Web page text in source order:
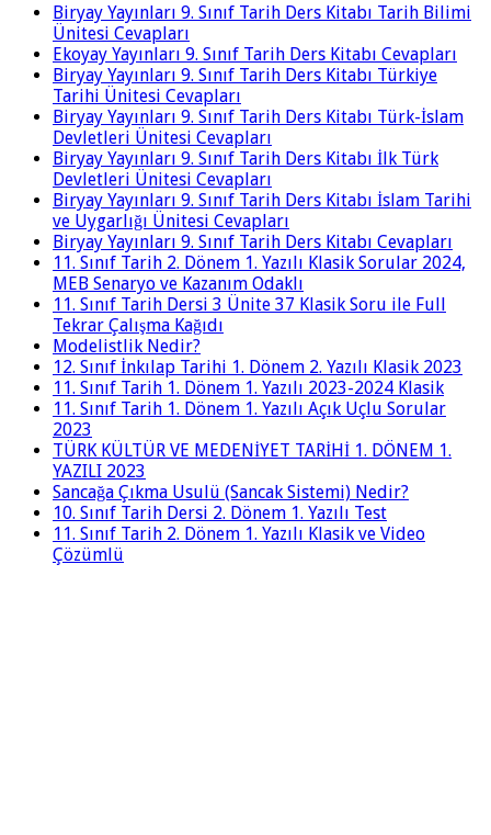
Biryay Yayınları 9. Sınıf Tarih Ders Kitabı Tarih Bilimi
Ünitesi Cevapları
Ekoyay Yayınları 9. Sınıf Tarih Ders Kitabı Cevapları
Biryay Yayınları 9. Sınıf Tarih Ders Kitabı Türkiye
Tarihi Ünitesi Cevapları
Biryay Yayınları 9. Sınıf Tarih Ders Kitabı Türk-İslam
Devletleri Ünitesi Cevapları
Biryay Yayınları 9. Sınıf Tarih Ders Kitabı İlk Türk
Devletleri Ünitesi Cevapları
Biryay Yayınları 9. Sınıf Tarih Ders Kitabı İslam Tarihi
ve Uygarlığı Ünitesi Cevapları
Biryay Yayınları 9. Sınıf Tarih Ders Kitabı Cevapları
11. Sınıf Tarih 2. Dönem 1. Yazılı Klasik Sorular 2024,
MEB Senaryo ve Kazanım Odaklı
11. Sınıf Tarih Dersi 3 Ünite 37 Klasik Soru ile Full
Tekrar Çalışma Kağıdı
Modelistlik Nedir?
12. Sınıf İnkılap Tarihi 1. Dönem 2. Yazılı Klasik 2023
11. Sınıf Tarih 1. Dönem 1. Yazılı 2023-2024 Klasik
11. Sınıf Tarih 1. Dönem 1. Yazılı Açık Uçlu Sorular
2023
TÜRK KÜLTÜR VE MEDENİYET TARİHİ 1. DÖNEM 1.
YAZILI 2023
Sancağa Çıkma Usulü (Sancak Sistemi) Nedir?
10. Sınıf Tarih Dersi 2. Dönem 1. Yazılı Test
11. Sınıf Tarih 2. Dönem 1. Yazılı Klasik ve Video
Çözümlü